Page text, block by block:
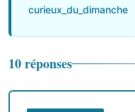
curieux_du_dimanche
10 réponses